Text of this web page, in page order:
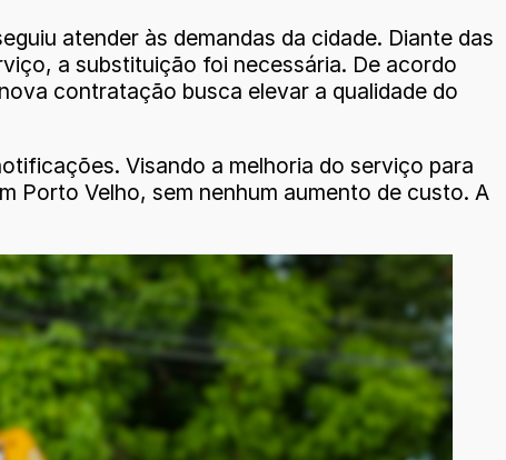
atender às demandas da cidade. Diante das
a substituição foi necessária. De acordo
contratação busca elevar a qualidade do
Visando a melhoria do serviço para
Porto Velho, sem nenhum aumento de custo. A